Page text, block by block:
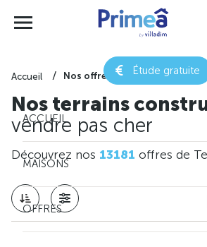
Étude gratuite
ACCUEIL
MAISONS
OFFRES
Accueil Nos offres de terrain
Nos terrains
vendre pas cher
Découvrez nos 13181 offres de